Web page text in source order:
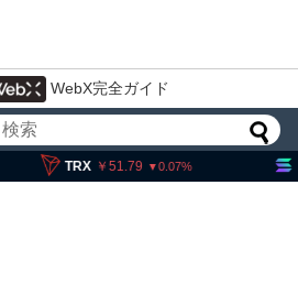
WebX完全ガイド
51.79 0.07